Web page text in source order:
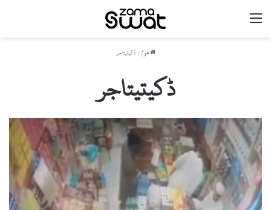
ھوم / ڈکیتیتاجر
ڈکیتیتاجر